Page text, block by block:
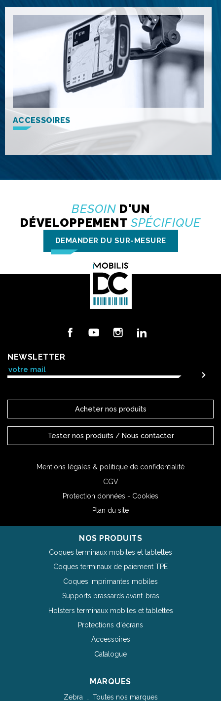
ACCESSOIRES
BESOIN D'UN
DÉVELOPPEMENT SPÉCIFIQUE
DEMANDER DU SUR-MESURE
NEWSLETTER
Acheter nos produits
Tester nos produits / Nous contacter
NOS PRODUITS
Coques terminaux mobiles et tablettes
Coques terminaux de paiement TPE
Coques imprimantes mobiles
Supports brassards avant-bras
Holsters terminaux mobiles et tablettes
Protections d'écrans
Accessoires
Catalogue
MARQUES
Zebra Toutes nos marques
Mentions légales & politique de confidentialité
CGV
Protection données - Cookies
Plan du site
FacebookYouTube Instagram